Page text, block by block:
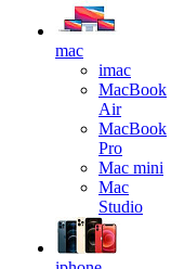
mac
imac
MacBook
Air
MacBook
Pro
Mac mini
Mac
Studio